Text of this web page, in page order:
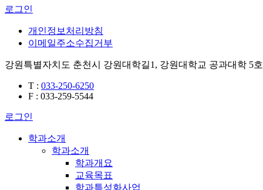
로그인
개인정보처리방침
이메일주소수집거부
강원특별자치도 춘천시 강원대학길1, 강원대학교 공과대학 5
T : 033-250-6250
F : 033-259-5544
로그인
학과소개
학과소개
학과개요
교육목표
학과특성화사업